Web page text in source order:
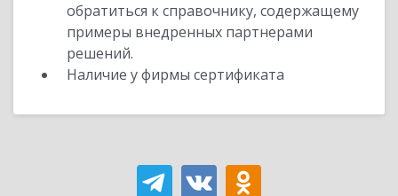
обратиться к справочнику, содержащему
примеры внедренных партнерами
решений.
Наличие у фирмы сертификата